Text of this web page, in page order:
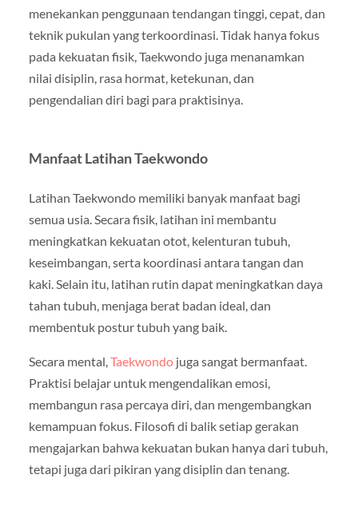
menekankan penggunaan tendangan tinggi, cepat, dan
teknik pukulan yang terkoordinasi. Tidak hanya fokus
pada kekuatan fisik, Taekwondo juga menanamkan
nilai disiplin, rasa hormat, ketekunan, dan
pengendalian diri bagi para praktisinya.
Manfaat Latihan Taekwondo
Latihan Taekwondo memiliki banyak manfaat bagi
semua usia. Secara fisik, latihan ini membantu
meningkatkan kekuatan otot, kelenturan tubuh,
keseimbangan, serta koordinasi antara tangan dan
kaki. Selain itu, latihan rutin dapat meningkatkan daya
tahan tubuh, menjaga berat badan ideal, dan
membentuk postur tubuh yang baik.
Secara mental,Taekwondojuga sangat bermanfaat.
Praktisi belajar untuk mengendalikan emosi,
membangun rasa percaya diri, dan mengembangkan
kemampuan fokus. Filosofi di balik setiap gerakan
mengajarkan bahwa kekuatan bukan hanya dari tubuh,
tetapi juga dari pikiran yang disiplin dan tenang.